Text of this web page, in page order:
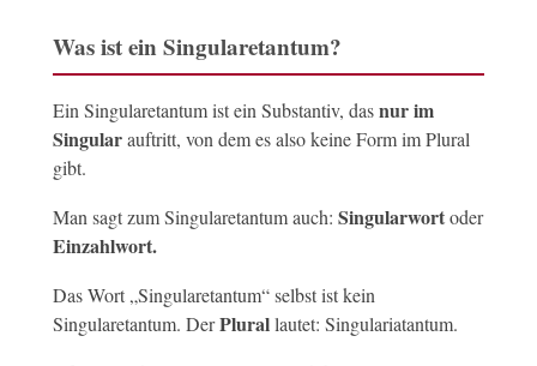
Was ist ein Singularetantum?
Ein Singularetantum ist ein Substantiv, dasnur im
Singularauftritt, von dem es also keine Form im Plural
gibt.
Man sagt zum Singularetantum auch: Singularwortoder
Einzahlwort.
Das Wort „Singularetantum“ selbst ist kein
Singularetantum. DerPlurallautet: Singulariatantum.